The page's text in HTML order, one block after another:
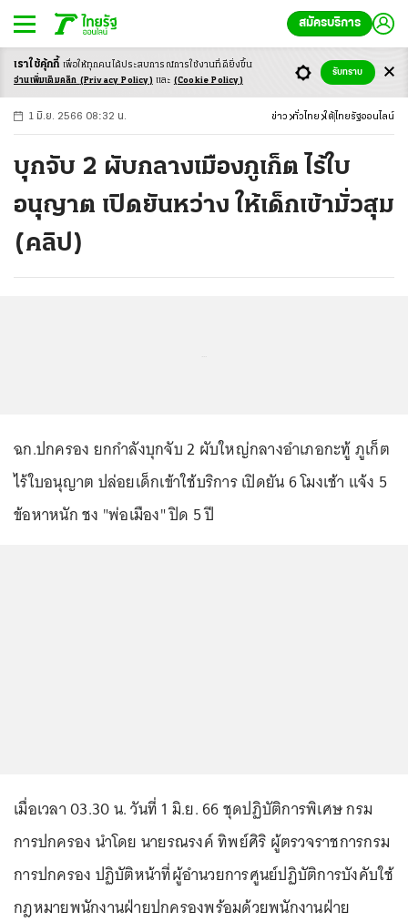
สมัครบริการ
-ก ก ก+
1 มิ.ย. 2566 08:32 น. ข่าว ทั่วไทย ใต้ ไทยรัฐออนไลน์
บุกจับ 2 ผับกลางเมืองภูเก็ต ไร้ใบ
อนุญาต เปิดยันหว่าง ให้เด็กเข้ามั่วสุม
(คลิป)
ฉก.ปกครอง ยกกำลังบุกจับ 2 ผับใหญ่กลางอำเภอกะทู้ ภูเก็ต
ไร้ใบอนุญาต ปล่อยเด็กเข้าใช้บริการ เปิดยัน 6 โมงเช้า แจ้ง 5
ข้อหาหนัก ชง "พ่อเมือง" ปิด 5 ปี
เมื่อเวลา 03.30 น. วันที่ 1 มิ.ย. 66 ชุดปฏิบัติการพิเศษ กรม
การปกครอง นำโดย นายรณรงค์ ทิพย์ศิริ ผู้ตรวจราชการกรม
การปกครอง ปฏิบัติหน้าที่ผู้อำนวยการศูนย์ปฏิบัติการบังคับใช้
กฎหมายพนักงานฝ่ายปกครองพร้อมด้วยพนักงานฝ่าย
เราใช้คุ้กกี้ เพื่อให้ทุกคนได้ประสบการณ์การใช้งานที่ดียิ่งขึ้น
อ่านเพิ่มเติมคลิก (Privacy Policy) และ (Cookie Policy)
รับทราบ